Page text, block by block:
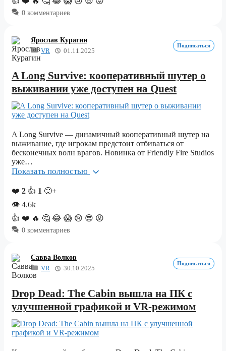
0 комментариев
Ярослав Курагин
VR
01.11.2025
Подписаться
A Long Survive: кооперативный шутер о
выживании уже доступен на Quest
A Long Survive — динамичный кооперативный шутер на
выживание, где игрокам предстоит отбиваться от
бесконечных волн врагов. Новинка от Friendly Fire Studios
уже…
Показать полностью
❤️ 2 👍 1 🙂+
👁 4.6k
👍 ❤️ 🔥 🤔 😂 😱 😢 😎 😡
0 комментариев
Савва Волков
VR
30.10.2025
Подписаться
Drop Dead: The Cabin вышла на ПК с
улучшенной графикой и VR-режимом